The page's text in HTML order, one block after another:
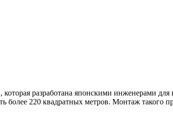
разработана японскими инженерами
220 квадратных метров. Монтаж такого